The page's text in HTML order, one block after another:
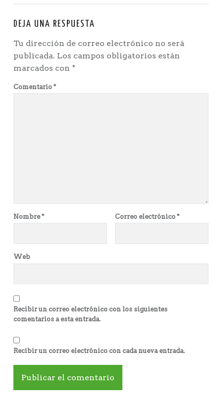
DEJA UNA RESPUESTA
Tu dirección de correo electrónico no será
publicada. Los campos obligatorios están
marcados con *
Comentario *
Nombre* Correo electrónico *
Web
Recibir un correo electrónico con los siguientes
comentarios a esta entrada.
Recibir un correo electrónico con cada nueva entrada.